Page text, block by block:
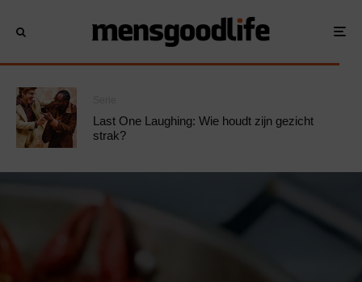
Last One Laughing: Wie houdt zijn gezicht
strak?